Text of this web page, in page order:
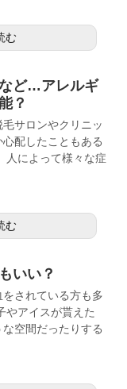
む
ど…アレルギ
？
サロンやクリニッ
配したこともある
人によって様々な症
む
いい？
されている方も多
やアイスが貰えた
空間だったりする